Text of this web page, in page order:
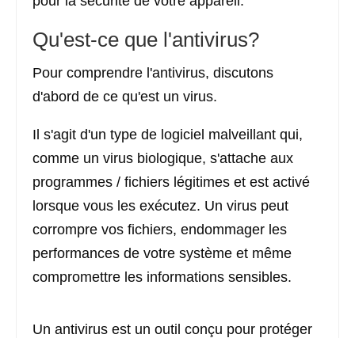
Qu'est-ce que l'antivirus?
Pour comprendre l'antivirus, discutons
d'abord de ce qu'est un virus.
Il s'agit d'un type de logiciel malveillant qui,
comme un virus biologique, s'attache aux
programmes / fichiers légitimes et est activé
lorsque vous les exécutez. Un virus peut
corrompre vos fichiers, endommager les
performances de votre système et même
compromettre les informations sensibles.
Un antivirus est un outil conçu pour protéger